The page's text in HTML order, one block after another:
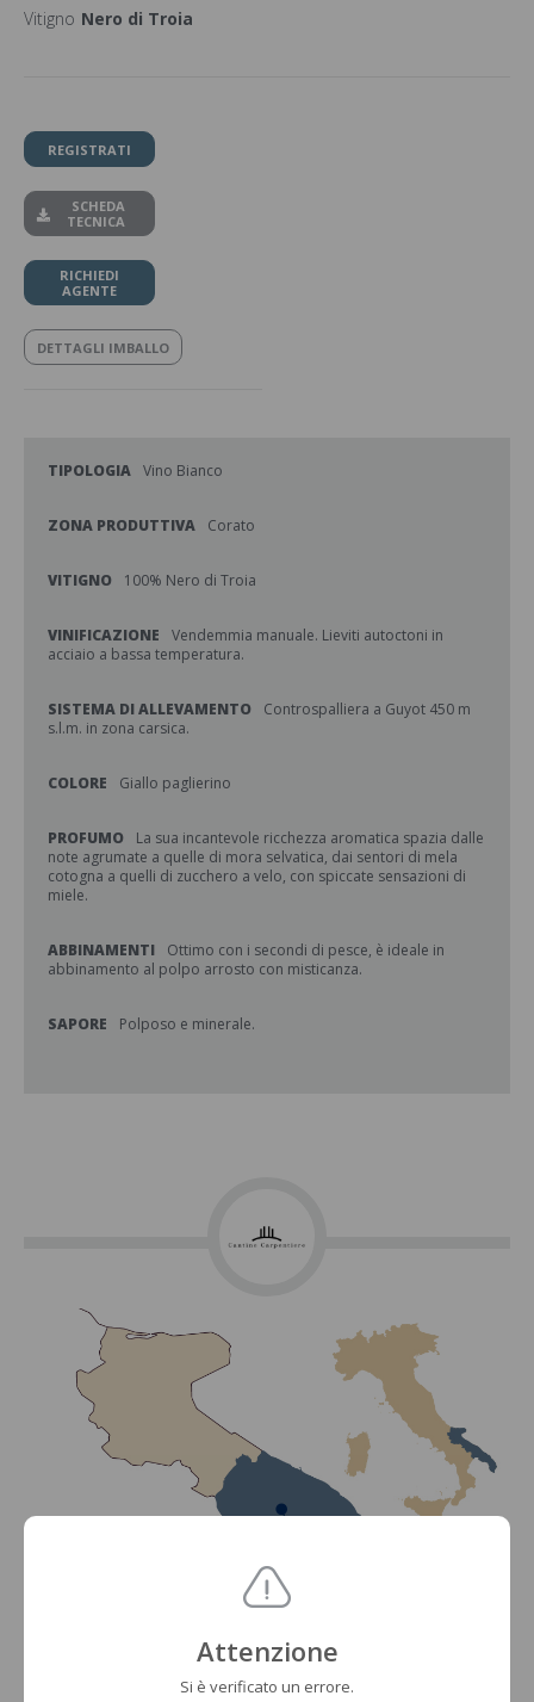
Vitigno Nero di Troia
REGISTRATI
SCHEDA
TECNICA
RICHIEDI
AGENTE
DETTAGLI IMBALLO
TIPOLOGIA Vino Bianco
ZONA PRODUTTIVA Corato
VITIGNO 100% Nero di Troia
VINIFICAZIONE
Vendemmia manuale. Lieviti autoctoni in
acciaio a bassa temperatura.
SISTEMA DI ALLEVAMENTO
Controspalliera a Guyot 450 m
s.l.m. in zona carsica.
COLORE Giallo paglierino
PROFUMO
La sua incantevole ricchezza aromatica spazia dalle
note agrumate a quelle di mora selvatica, dai sentori di mela
cotogna a quelli di zucchero a velo, con spiccate sensazioni di
miele.
ABBINAMENTI
Ottimo con i secondi di pesce, è ideale in
abbinamento al polpo arrosto con misticanza.
SAPORE Polposo e minerale.
Attenzione
Si è verificato un errore.